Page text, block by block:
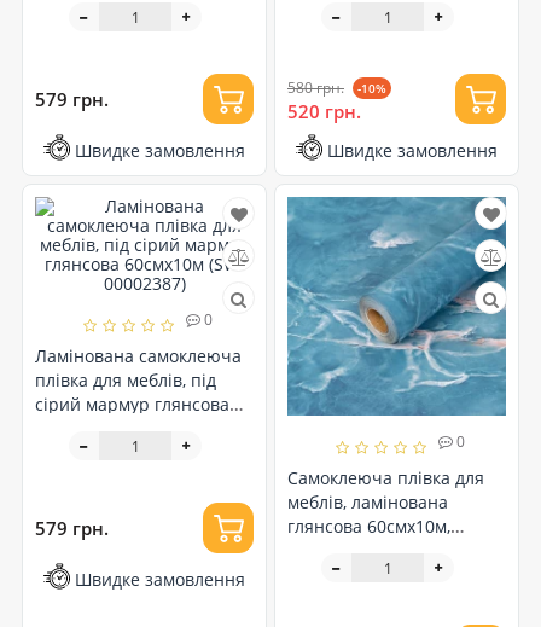
(SW-00002388)
579 грн.
Швидке замовлення
00002386)
580 грн. -10%
520 грн.
Швидке замовлення
0
Ламінована самоклеюча
плівка для меблів, під
сірий мармур глянсова
579 грн.
Швидке замовлення
0
Самоклеюча плівка для
меблів, ламінована
глянсова 60смх10м,
00002621)